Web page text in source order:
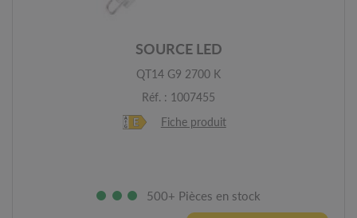
SOURCE LED
QT14 G9 2700 K
Réf. : 1007455
Fiche produit
500+ Pièces en stock